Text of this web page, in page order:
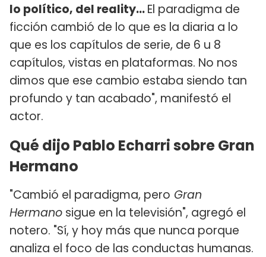
lo político, del reality...El paradigma de
ficción cambió de lo que es la diaria a lo
que es los capítulos de serie, de 6 u 8
capítulos, vistas en plataformas. No nos
dimos que ese cambio estaba siendo tan
profundo y tan acabado", manifestó el
actor.
Qué dijo Pablo Echarri sobre Gran
Hermano
"Cambió el paradigma, pero Gran
Hermano sigue en la televisión", agregó el
notero. "Sí, y hoy más que nunca porque
analiza el foco de las conductas humanas.